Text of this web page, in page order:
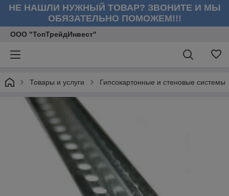
НЕ НАШЛИ НУЖНЫЙ ТОВАР? ЗВОНИТЕ И МЫ
ОБЯЗАТЕЛЬНО ПОМОЖЕМ!!!
ООО "ТопТрейдИнвест"
Товары и услуги Гипсокартонные и стеновые системы